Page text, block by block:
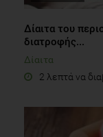
Δίαιτα του
διατροφής...
Δίαιτα
2 λεπτά να